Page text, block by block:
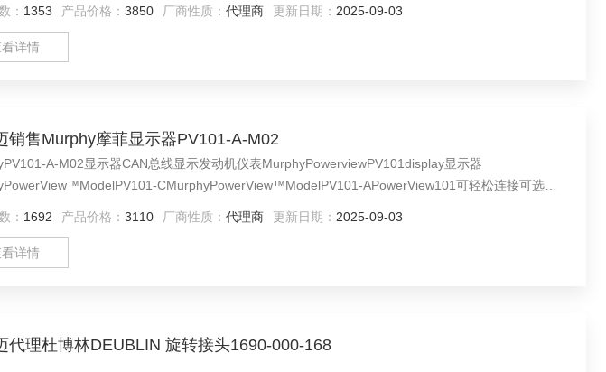
： 1353 产品价格： 3850 厂商性质： 代理商 更新日期： 2025-09-03
详情
销售Murphy摩菲显示器PV101-A-M02
A-M02显示器CAN总线显示发动机仪表MurphyPowerviewPV101display显示器
CMurphyPowerView™ModelPV101-APowerView101可轻松连接可选组
： 1692 产品价格： 3110 厂商性质： 代理商 更新日期： 2025-09-03
详情
代理杜博林DEUBLIN 旋转接头1690-000-168